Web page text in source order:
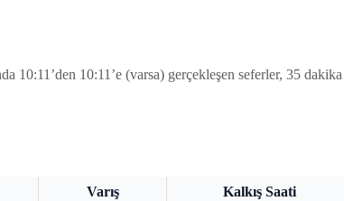
10:11’den 10:11’e (varsa) gerçekleşen seferler, 35
Varış Kalkış Saati